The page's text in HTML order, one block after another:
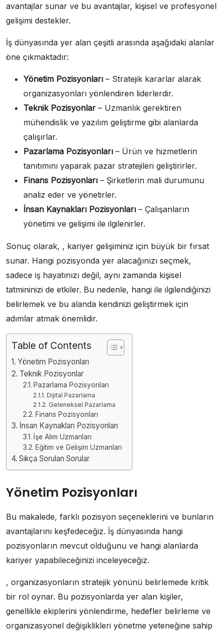
avantajlar sunar ve bu avantajlar, kişisel ve profesyonel
gelişimi destekler.
İş dünyasında yer alan çeşitli arasında aşağıdaki alanlar
öne çıkmaktadır:
Yönetim Pozisyonları – Stratejik kararlar alarak
organizasyonları yönlendiren liderlerdir.
Teknik Pozisyonlar – Uzmanlık gerektiren
mühendislik ve yazılım geliştirme gibi alanlarda
çalışırlar.
Pazarlama Pozisyonları – Ürün ve hizmetlerin
tanıtımını yaparak pazar stratejileri geliştirirler.
Finans Pozisyonları – Şirketlerin mali durumunu
analiz eder ve yönetirler.
İnsan Kaynakları Pozisyonları – Çalışanların
yönetimi ve gelişimi ile ilgilenirler.
Sonuç olarak, , kariyer gelişiminiz için büyük bir fırsat
sunar. Hangi pozisyonda yer alacağınızı seçmek,
sadece iş hayatınızı değil, aynı zamanda kişisel
tatmininizi de etkiler. Bu nedenle, hangi ile ilgilendiğinizi
belirlemek ve bu alanda kendinizi geliştirmek için
adımlar atmak önemlidir.
Table of Contents
Yönetim Pozisyonları
Teknik Pozisyonlar
Pazarlama Pozisyonları
Dijital Pazarlama
Geleneksel Pazarlama
Finans Pozisyonları
İnsan Kaynakları Pozisyonları
İşe Alım Uzmanları
Eğitim ve Gelişim Uzmanları
Sıkça Sorulan Sorular
Yönetim Pozisyonları
Bu makalede, farklı pozisyon seçeneklerini ve bunların
avantajlarını keşfedeceğiz. İş dünyasında hangi
pozisyonların mevcut olduğunu ve hangi alanlarda
kariyer yapabileceğinizi inceleyeceğiz.
, organizasyonların stratejik yönünü belirlemede kritik
bir rol oynar. Bu pozisyonlarda yer alan kişiler,
genellikle ekiplerini yönlendirme, hedefler belirleme ve
organizasyonel değişiklikleri yönetme yeteneğine sahip